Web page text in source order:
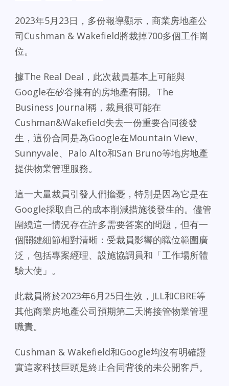
2023年5月23日，多份報導顯示，商業房地產公
司Cushman & Wakefield將裁掉700多個工作崗
位。
據The Real Deal，此次裁員基本上可能與
Google在矽谷擁有的房地產有關。The
Business Journal稱，裁員很可能在
Cushman&Wakefield失去一份重要合同後發
生，這份合同是為Google在Mountain View、
Sunnyvale、Palo Alto和San Bruno等地房地產
提供物業管理服務。
這一大量裁員引發人們擔憂，特別是因為它是在
Google採取自己的成本削減措施後發生的。儘管
圍繞這一情況存在許多需要答案的問題，但有一
個關鍵細節相對清晰：受裁員影響的職位範圍廣
泛，包括專案經理、設施協調員和「工作場所體
驗大使」。
此裁員將於2023年6月25日生效，JLL和CBRE等
其他商業房地產公司預期第二天將接管物業管理
職責。
Cushman & Wakefield和Google均沒有明確證
實這家科技巨頭是終止合同背後的未公開客戶。